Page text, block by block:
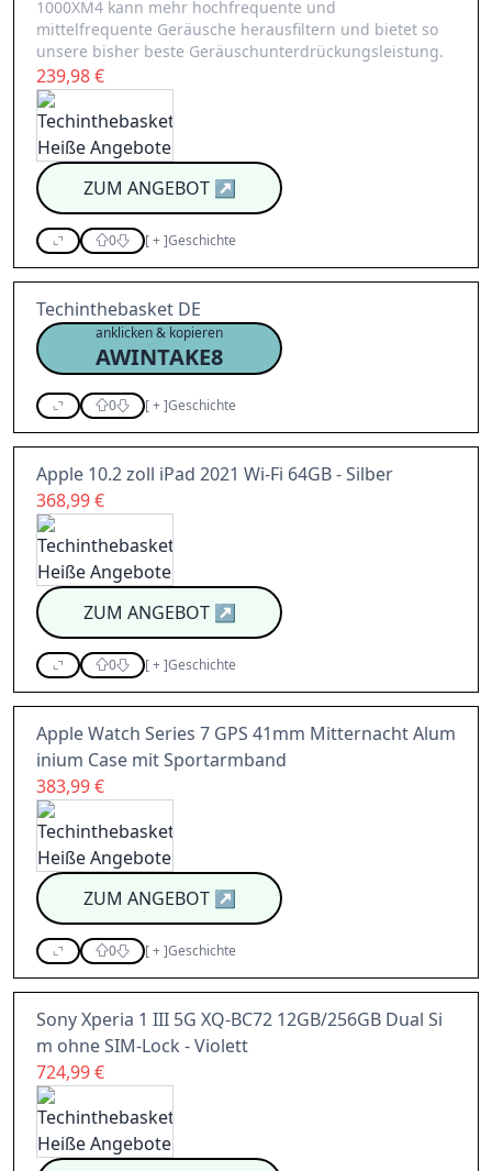
1000XM4 kann mehr hochfrequente und
mittelfrequente Geräusche herausfiltern und bietet so
unsere bisher beste Geräuschunterdrückungsleistung.
239,98 €
ZUM ANGEBOT↗
0 [+]Geschichte
Techinthebasket DE
anklicken & kopieren
AWINTAKE8
0 [+]Geschichte
Apple 10.2 zoll iPad 2021 Wi-Fi 64GB - Silber
368,99 €
ZUM ANGEBOT↗
0 [+]Geschichte
Apple Watch Series 7 GPS 41mm Mitternacht Alum
inium Case mit Sportarmband
383,99 €
ZUM ANGEBOT↗
0 [+]Geschichte
Sony Xperia 1 III 5G XQ-BC72 12GB/256GB Dual Si
m ohne SIM-Lock - Violett
724,99 €